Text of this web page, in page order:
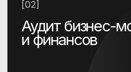
Прозрачная модель управления
продажами и КПЭ.